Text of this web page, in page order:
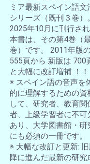
ミア最新スペイン語文
シリーズ（既刊３巻）。
2025年10月に刊行さ
本書は、その第4巻（
巻）です。 2011年版
555頁から 新版は 700
と大幅に改訂増補 ！！
※ スペイン語の音声を
的に理解するための資
して、研究者、教育関
者、上級学習者に不可
あり、大学図書館・研
にも必須の一冊です。
※ 大幅な改訂と更新:
降に進んだ最新の研究